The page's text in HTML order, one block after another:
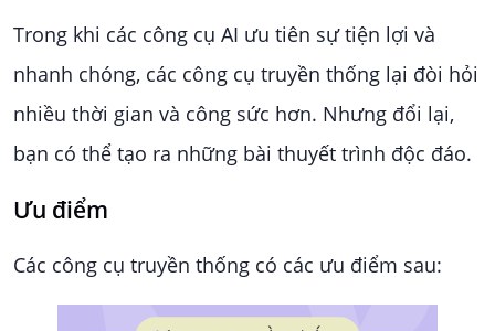
Trong khi các công cụ AI ưu tiên sự tiện lợi và
nhanh chóng, các công cụ truyền thống lại đòi hỏi
nhiều thời gian và công sức hơn. Nhưng đổi lại,
bạn có thể tạo ra những bài thuyết trình độc đáo.
Ưu điểm
Các công cụ truyền thống có các ưu điểm sau: